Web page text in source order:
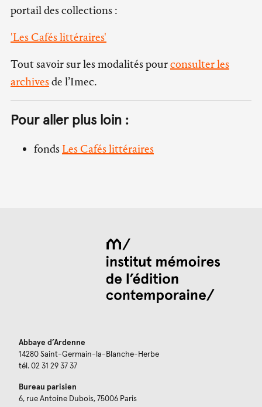
portail des collections :
'Les Cafés littéraires'
Tout savoir sur les modalités pourconsulter les
archivesde l’Imec.
Pour aller plus loin :
fonds Les Cafés littéraires
Abbaye d’Ardenne
14280 Saint-Germain-la-Blanche-Herbe
tél. 02 31 29 37 37
Bureau parisien
6, rue Antoine Dubois, 75006 Paris